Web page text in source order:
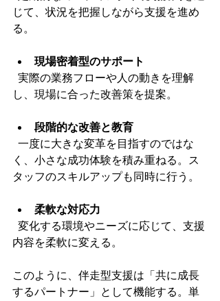
じて、状況を把握しながら支援を進め
る。
現場密着型のサポート
し、現場に合った改善策を提案。
段階的な改善と教育
く、小さな成功体験を積み重ねる。ス
タッフのスキルアップも同時に行う。
柔軟な対応力
内容を柔軟に変える。
このように、伴走型支援は「共に成長
するパートナー」として機能する。単